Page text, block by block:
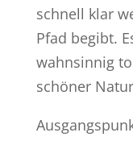
schnell klar
Pfad begibt.
wahnsinnig
schöner